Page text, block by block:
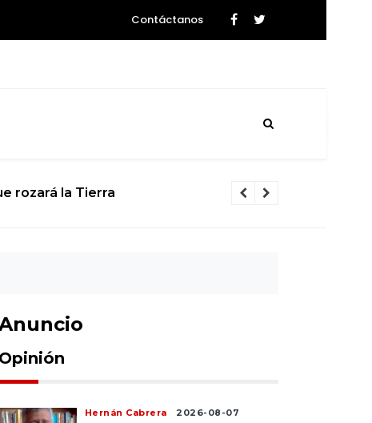
Contáctanos
rozará la Tierra
Opinión
Hernán Cabrera 2026-08-07